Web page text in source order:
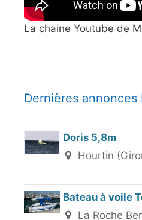
La chaine Youtube de
Dernières annonces
Doris 5,8m
Hourtin
Bateau à voile
La Roche